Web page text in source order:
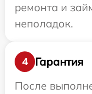
ремонта и
неполадок.
4
Гарантия
После